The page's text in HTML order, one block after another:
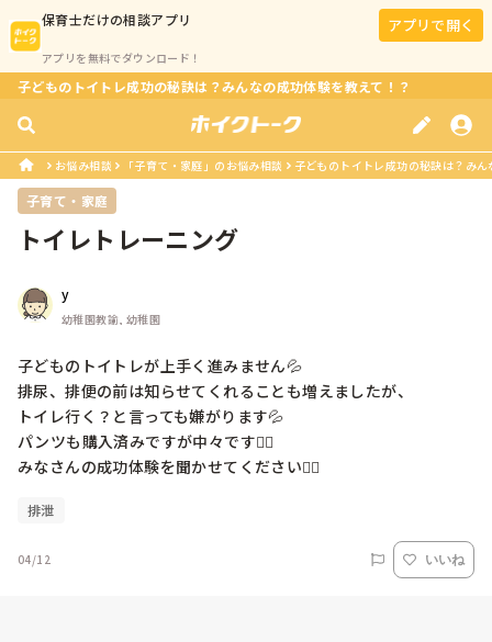
保育士だけの相談アプリ
アプリを無料でダウンロード！
アプリで開く
子どものトイトレ成功の秘訣は？みんなの成功体験を教えて！？
お悩み相談 「子育て・家庭」のお悩み相談 子どものトイトレ成功の秘訣は？み
子育て・家庭
トイレトレーニング
y
幼稚園教諭, 幼稚園
子どものトイトレが上手く進みません💦
排尿、排便の前は知らせてくれることも増えましたが、
トイレ行く？と言っても嫌がります💦
パンツも購入済みですが中々です🙇‍♀️
みなさんの成功体験を聞かせてください🙇‍♀️
排泄
04/12 いいね